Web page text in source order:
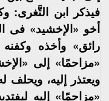
فيذكر ابن التَّغرى:
أخو «الإخشيد» فى
رائق» وأخذه
«مزاحمًا» إلى
ويعتذر إليه، ويحلف
«مزاحمًا» إليه